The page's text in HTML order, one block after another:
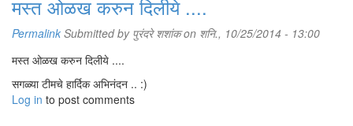
मस्त ओळख करुन दिलीये ....
Permalink Submitted by पुरंदरे शशांकon शनि., 10/25/2014 - 13:00
मस्त ओळख करुन दिलीये ....
सगळ्या टीमचे हार्दिक अभिनंदन .. :)
Log in to post comments